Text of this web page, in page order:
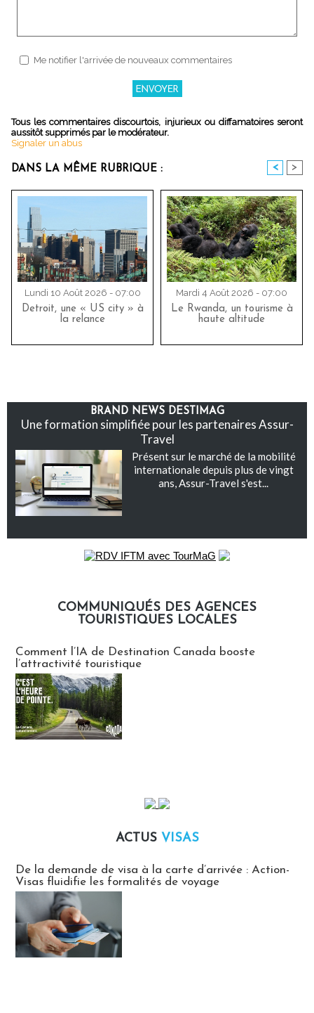
Me notifier l'arrivée de nouveaux commentaires
Tous les commentaires discourtois, injurieux ou diffamatoires seront
aussitôt supprimés par le modérateur.
Signaler un abus
DANS LA MÊME RUBRIQUE : < >
Lundi 10 Août 2026 - 07:00
Detroit, une « US city » à
la relance
Mardi 4 Août 2026 - 07:00
Le Rwanda, un tourisme à
haute altitude
BRAND NEWS DESTIMAG
Une formation simplifiée pour les partenaires Assur-
Travel
Présent sur le marché de la mobilité
internationale depuis plus de vingt
ans, Assur-Travel s'est...
COMMUNIQUÉS DES AGENCES
TOURISTIQUES LOCALES
Comment l’IA de Destination Canada booste
l’attractivité touristique
ACTUS VISAS
De la demande de visa à la carte d’arrivée : Action-
Visas fluidifie les formalités de voyage